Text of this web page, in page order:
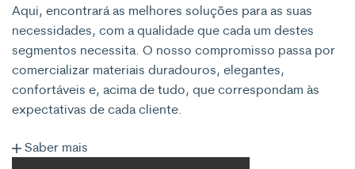
Aqui, encontrará as melhores soluções para as suas
necessidades, com a qualidade que cada um destes
segmentos necessita. O nosso compromisso passa por
comercializar materiais duradouros, elegantes,
confortáveis e, acima de tudo, que correspondam às
expectativas de cada cliente.
Saber mais